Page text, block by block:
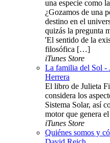
una especie como
¿Gozamos de una
destino en el
quizás la pregunta
'El sentido de la
filosófica […]
iTunes Store
La familia del Sol
Herrera
El libro de Julieta
considera los
Sistema Solar, así
motor que genera
iTunes Store
Quiénes somos y